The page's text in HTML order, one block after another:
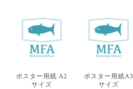
ポスター用紙 A2
サイズ
ポスター用紙A3
サイズ